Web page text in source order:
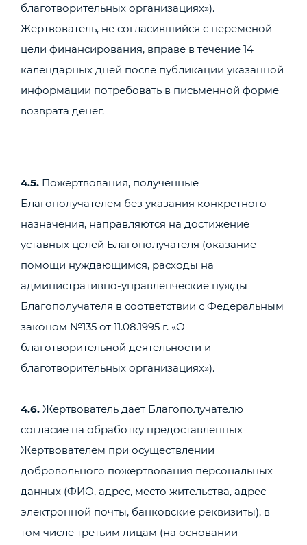
благотворительных организациях»).
Жертвователь, не согласившийся с переменой
цели финансирования, вправе в течение 14
календарных дней после публикации указанной
информации потребовать в письменной форме
возврата денег.
4.5. Пожертвования, полученные
Благополучателем без указания конкретного
назначения, направляются на достижение
уставных целей Благополучателя (оказание
помощи нуждающимся, расходы на
административно-управленческие нужды
Благополучателя в соответствии с Федеральным
законом №135 от 11.08.1995 г. «О
благотворительной деятельности и
благотворительных организациях»).
4.6. Жертвователь дает Благополучателю
согласие на обработку предоставленных
Жертвователем при осуществлении
добровольного пожертвования персональных
данных (ФИО, адрес, место жительства, адрес
электронной почты, банковские реквизиты), в
том числе третьим лицам (на основании